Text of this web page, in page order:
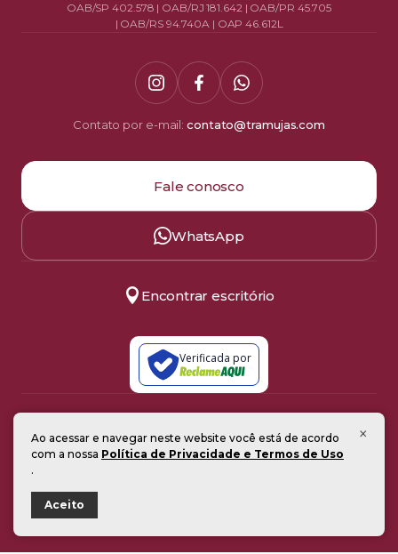
OAB/SP 402.578 | OAB/RJ 181.642 | OAB/PR 45.705
| OAB/RS 94.740A | OAP 46.612L
Contato por e-mail: contato@tramujas.com
Fale conosco
WhatsApp
Encontrar escritório
Verificada por
© 2008–2026
Termos de Uso
Ao acessar e navegar neste website você está de acordo
com a nossa Política de Privacidade e Termos de Uso
.
Aceito
×